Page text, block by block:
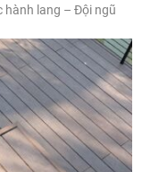
hành lang – Đội ngũ
xương cá cốt xanh